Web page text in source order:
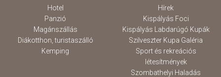
Hotel
Panzió
Magánszállás
Diákotthon, turistaszálló
Kemping
Hírek
Kispályás Foci
Kispályás Labdarúgó Kupák
Szilveszter Kupa Galéria
Sport és rekreációs
létesítmények
Szombathelyi Haladás